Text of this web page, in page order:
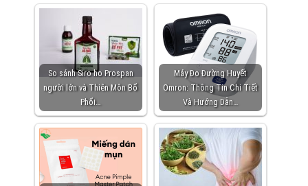
So sánh Siro ho Prospan
người lớn và Thiên Môn Bổ
Phổi…
Máy Đo Đường Huyết
Omron: Thông Tin Chi Tiết
Và Hướng Dẫn…